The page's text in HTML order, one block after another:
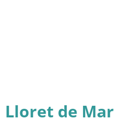
Lloret de Mar